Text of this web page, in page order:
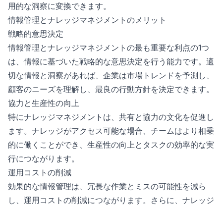
用的な洞察に変換できます。
情報管理とナレッジマネジメントのメリット
戦略的意思決定
情報管理とナレッジマネジメントの最も重要な利点の1つ
は、情報に基づいた戦略的な意思決定を行う能力です。適
切な情報と洞察があれば、企業は市場トレンドを予測し、
顧客のニーズを理解し、最良の行動方針を決定できます。
協力と生産性の向上
特にナレッジマネジメントは、共有と協力の文化を促進し
ます。ナレッジがアクセス可能な場合、チームはより相乗
的に働くことができ、生産性の向上とタスクの効率的な実
行につながります。
運用コストの削減
効果的な情報管理は、冗長な作業とミスの可能性を減ら
し、運用コストの削減につながります。さらに、ナレッジ